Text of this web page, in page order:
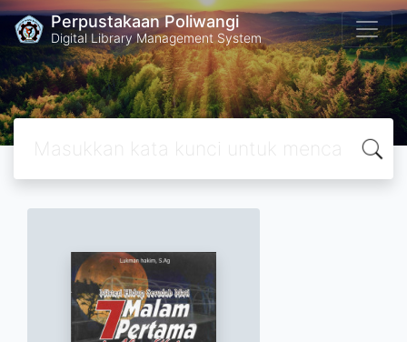
Perpustakaan Poliwangi
Digital Library Management System